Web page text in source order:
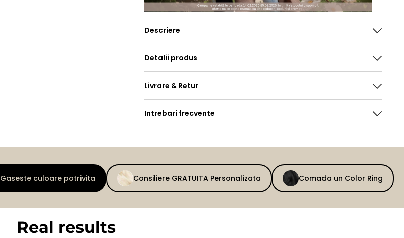
Descriere
Detalii produs
Livrare & Retur
Intrebari frecvente
Gaseste culoare potrivita Consiliere GRATUITA Personalizata Comada un Color Ring
Real results